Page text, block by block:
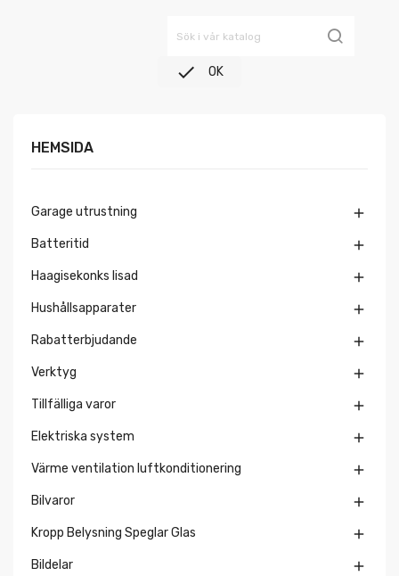
 OK
HEMSIDA
Garage utrustning 
Batteritid 
Haagisekonks lisad 
Hushållsapparater 
Rabatterbjudande 
Verktyg 
Tillfälliga varor 
Elektriska system 
Värme ventilation luftkonditionering 
Bilvaror 
Kropp Belysning Speglar Glas 
Bildelar 